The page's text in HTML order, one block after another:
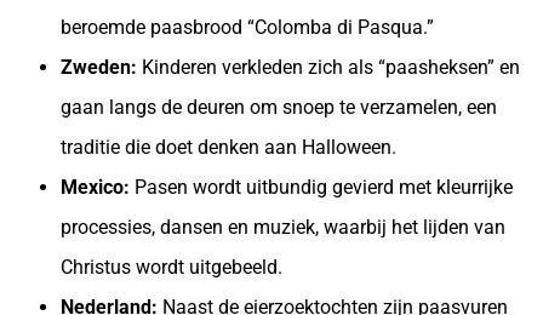
beroemde paasbrood “Colomba di Pasqua.”
Zweden: Kinderen verkleden zich als “paasheksen” en
gaan langs de deuren om snoep te verzamelen, een
traditie die doet denken aan Halloween.
Mexico: Pasen wordt uitbundig gevierd met kleurrijke
processies, dansen en muziek, waarbij het lijden van
Christus wordt uitgebeeld.
Nederland: Naast de eierzoektochten zijn paasvuren